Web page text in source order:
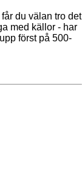
du välan tro det
med källor - har
först på 500-